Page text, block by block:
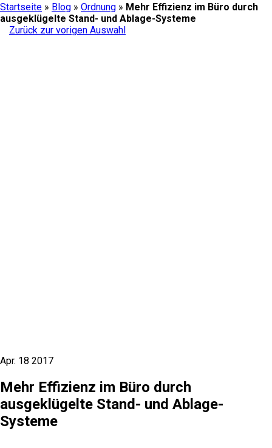
Startseite » Blog » Ordnung » Mehr Effizienz im Büro durch
ausgeklügelte Stand- und Ablage-Systeme
Zurück zur vorigen Auswahl
Apr. 18 2017
Mehr Effizienz im Büro durch
ausgeklügelte Stand- und Ablage-
Systeme